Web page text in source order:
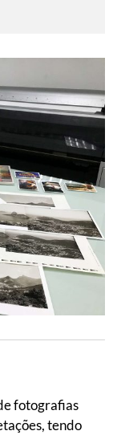
fotografias
tendo